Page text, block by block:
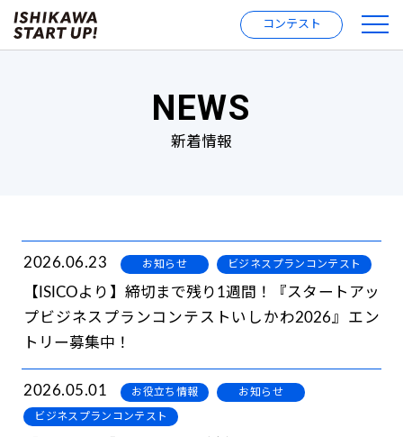
コンテスト
NEWS
新着情報
2026.06.23 お知らせ ビジネスプランコンテスト
【ISICOより】締切まで残り1週間！『スタートアッ
プビジネスプランコンテストいしかわ2026』エン
トリー募集中！
2026.05.01 お役立ち情報 お知らせ
ビジネスプランコンテスト